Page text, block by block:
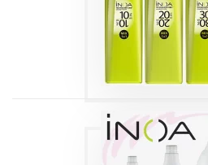
Produits
INOA POST
SHAMPOING